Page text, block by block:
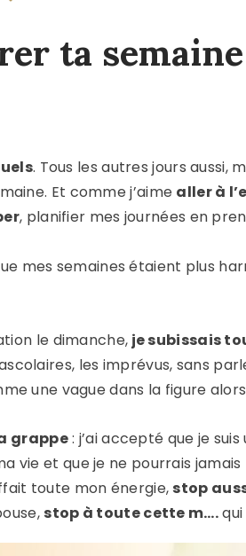
ta
. Tous les autres jours aussi,
Et comme j’aime aller à
, planifier mes journées en
mes semaines étaient plus
le dimanche, je subissais
les imprévus, sans
une vague dans la figure alors
grappe: j’ai accepté que je
vie et que je ne pourrais
toute mon énergie, stop
stop à toute cette m….qui